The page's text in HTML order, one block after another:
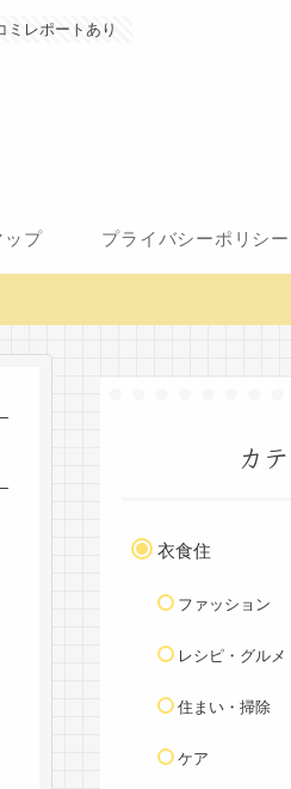
ミレポートあり
ップ プライバシーポリシー
カ
衣食住
ファッション
レシピ・グルメ
住まい・掃除
ケア